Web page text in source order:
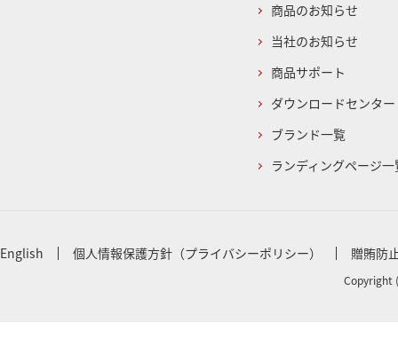
商品のお知らせ
当社のお知らせ
商品サポート
ダウンロードセンター
ブランド一覧
ランディングページ一
English 個人情報保護方針（プライバシーポリシー） 贈賄防
Copyright